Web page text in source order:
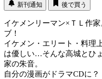
新刊通知 後で買う
イケメンリーマン×ＴＬ作
ブ！
イケメン・エリート・料理
は優しい…そんな高城とひ
家の朱音。
自分の漫画がドラマCDに